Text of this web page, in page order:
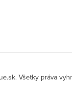
. Všetky práva